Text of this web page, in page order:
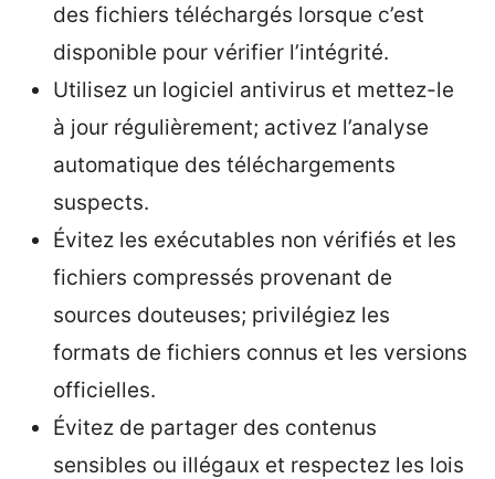
des fichiers téléchargés lorsque c’est
disponible pour vérifier l’intégrité.
Utilisez un logiciel antivirus et mettez-le
à jour régulièrement; activez l’analyse
automatique des téléchargements
suspects.
Évitez les exécutables non vérifiés et les
fichiers compressés provenant de
sources douteuses; privilégiez les
formats de fichiers connus et les versions
officielles.
Évitez de partager des contenus
sensibles ou illégaux et respectez les lois